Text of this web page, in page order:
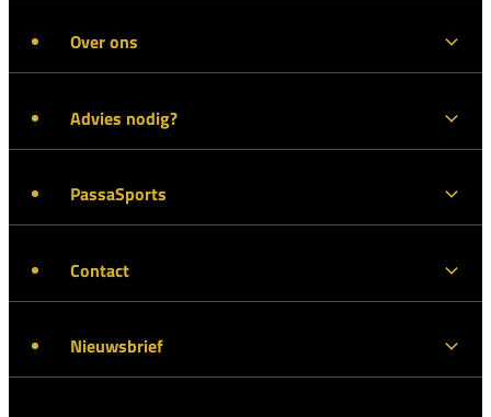
Over ons
Advies nodig?
PassaSports
Contact
Nieuwsbrief